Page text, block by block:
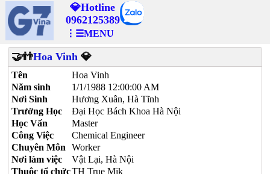
💎Hotline
0962125389
⋮☰MENU
🤝👬Hoa Vinh 💎
Tên
Hoa Vinh
Năm sinh
1/1/1988 12:00:00 AM
Nơi Sinh
Hương Xuân, Hà Tĩnh
Trường Học
Đại Học Bách Khoa Hà Nội
Học Vấn
Master
Công Việc
Chemical Engineer
Chuyên Môn
Worker
Nơi làm việc
Vật Lại, Hà Nội
Thuộc tổ chứcTH True Mik